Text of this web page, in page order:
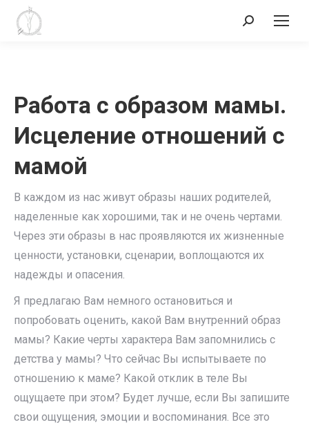
Поиск:
Работа с образом мамы.
Исцеление отношений с
мамой
В каждом из нас живут образы наших родителей,
наделенные как хорошими, так и не очень чертами.
Через эти образы в нас проявляются их жизненные
ценности, установки, сценарии, воплощаются их
надежды и опасения.
Я предлагаю Вам немного остановиться и
попробовать оценить, какой Вам внутренний образ
мамы? Какие черты характера Вам запомнились с
детства у мамы? Что сейчас Вы испытываете по
отношению к маме? Какой отклик в теле Вы
ощущаете при этом? Будет лучше, если Вы запишите
свои ощущения, эмоции и воспоминания. Все это